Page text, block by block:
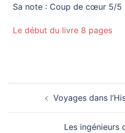
Sa note : Coup de cœur 5/5
Le début du livre 8 pages
Voyages dans
Les ingénieurs